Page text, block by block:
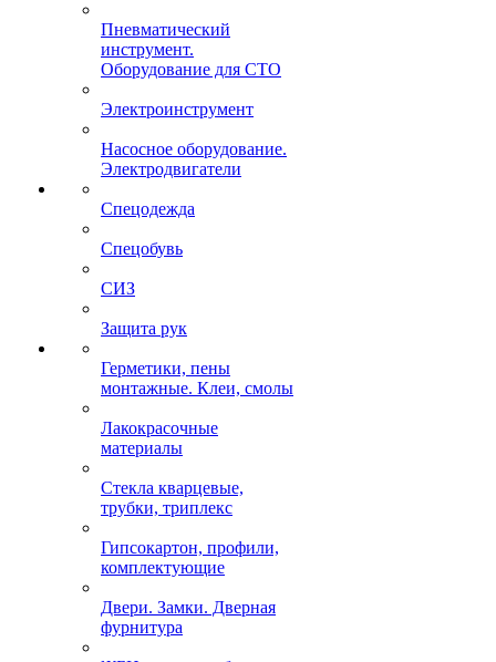
Пневматический
инструмент.
Оборудование для СТО
Электроинструмент
Насосное оборудование.
Электродвигатели
Спецодежда
Спецобувь
СИЗ
Защита рук
Герметики, пены
монтажные. Клеи, смолы
Лакокрасочные
материалы
Стекла кварцевые,
трубки, триплекс
Гипсокартон, профили,
комплектующие
Двери. Замки. Дверная
фурнитура